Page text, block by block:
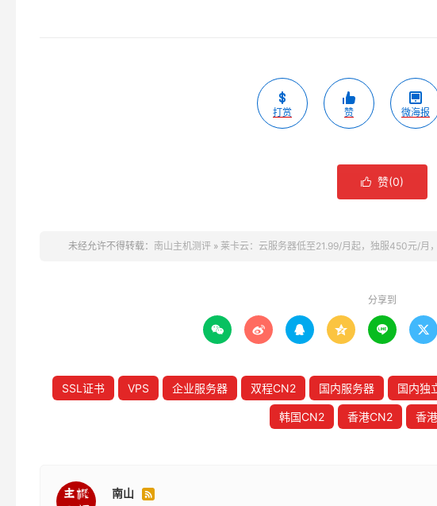
打赏 赞 微海报
 赞(0)
未经允许不得转载： 南山主机测评 » 莱卡云：云服务器低至21.99/月起，独服450元/
分享到
     
SSL证书 VPS 企业服务器 双程CN2 国内服务器 国内独
韩国CN2 香港CN2 香
南山 